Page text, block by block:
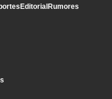
EditorialRumores